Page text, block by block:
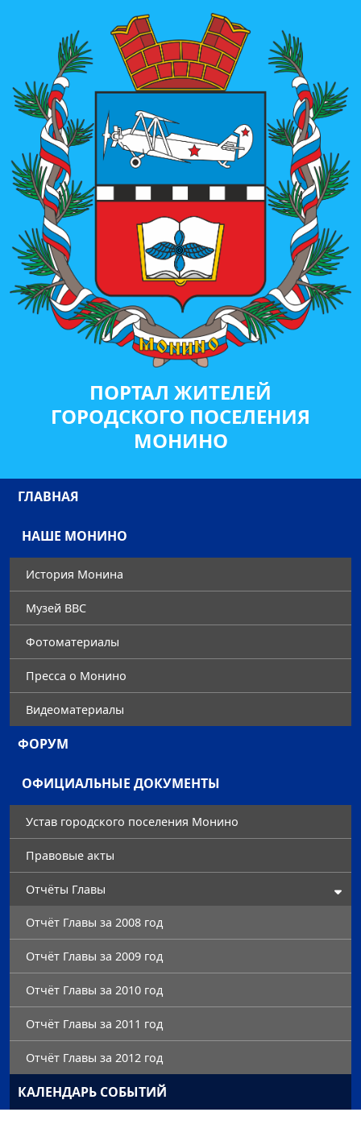
ПОРТАЛ ЖИТЕЛЕЙ
ГОРОДСКОГО ПОСЕЛЕНИЯ
МОНИНО
ГЛАВНАЯ
НАШЕ МОНИНО
История Монина
Музей ВВС
Фотоматериалы
Преccа о Монино
Видеоматериалы
ФОРУМ
ОФИЦИАЛЬНЫЕ ДОКУМЕНТЫ
Устав городского поселения Монино
Правовые акты
Отчёты Главы
Отчёт Главы за 2008 год
Отчёт Главы за 2009 год
Отчёт Главы за 2010 год
Отчёт Главы за 2011 год
Отчёт Главы за 2012 год
КАЛЕНДАРЬ СОБЫТИЙ